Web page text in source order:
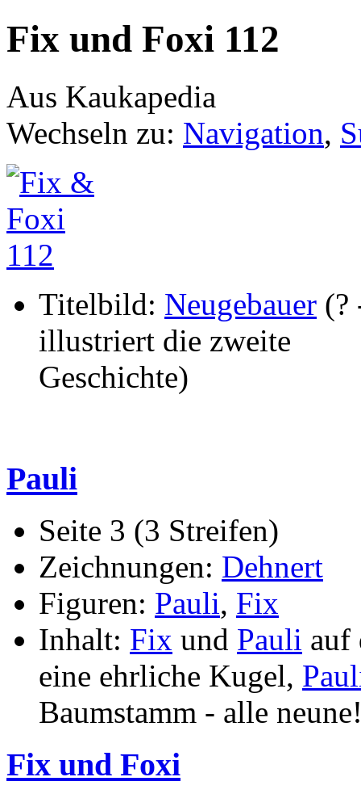
Fix und Foxi 112
Aus Kaukapedia
Wechseln zu: Navigation,
Titelbild: Neugebauer (?
illustriert die zweite
Geschichte)
Pauli
Seite 3 (3 Streifen)
Zeichnungen: Dehnert
Figuren: Pauli, Fix
Inhalt: Fix und Pauli auf
eine ehrliche Kugel,
Baumstamm - alle
Fix und Foxi